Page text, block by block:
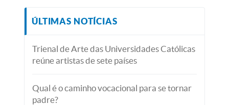
ÚLTIMAS NOTÍCIAS
Trienal de Arte das Universidades Católicas
reúne artistas de sete países
Qual é o caminho vocacional para se tornar
padre?